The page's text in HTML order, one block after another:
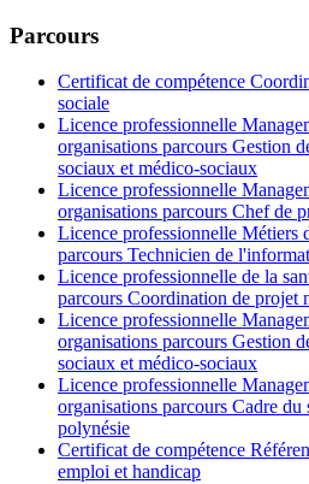
Parcours
Certificat de compétence
sociale
Licence professionnelle
organisations parcours Gestion
sociaux et médico-sociaux
Licence professionnelle
organisations parcours Chef de
Licence professionnelle Métiers
parcours Technicien de
Licence professionnelle de la
parcours Coordination de projet
Licence professionnelle
organisations parcours Gestion
sociaux et médico-sociaux
Licence professionnelle
organisations parcours Cadre du
polynésie
Certificat de compétence
emploi et handicap